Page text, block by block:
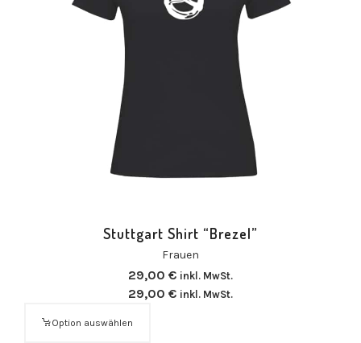
Stuttgart Shirt “Brezel”
Frauen
29,00 € inkl. MwSt.
29,00 € inkl. MwSt.
Option auswählen